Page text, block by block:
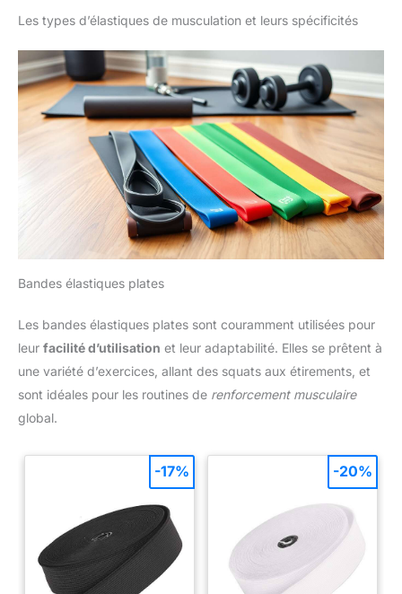
Les types d’élastiques de musculation et leurs spécificités
Bandes élastiques plates
Les bandes élastiques plates sont couramment utilisées pour
leur facilité d’utilisation et leur adaptabilité. Elles se prêtent à
une variété d’exercices, allant des squats aux étirements, et
sont idéales pour les routines de renforcement musculaire
global.
-17% -20%